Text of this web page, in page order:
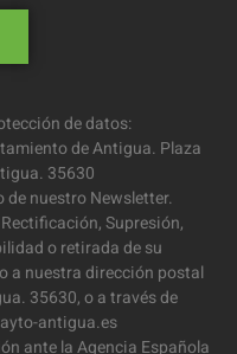
de datos:
de Antigua. Plaza
35630
nuestro Newsletter.
Supresión,
o retirada de su
a nuestra dirección postal
35630, o a través de
antigua.es
ante la Agencia Española